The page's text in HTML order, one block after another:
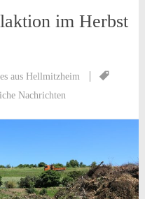
im Herbst
aus Hellmitzheim
Nachrichten